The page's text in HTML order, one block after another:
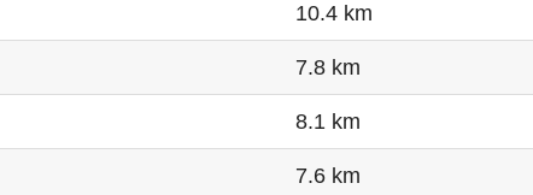
10.4 km
7.8 km
8.1 km
7.6 km